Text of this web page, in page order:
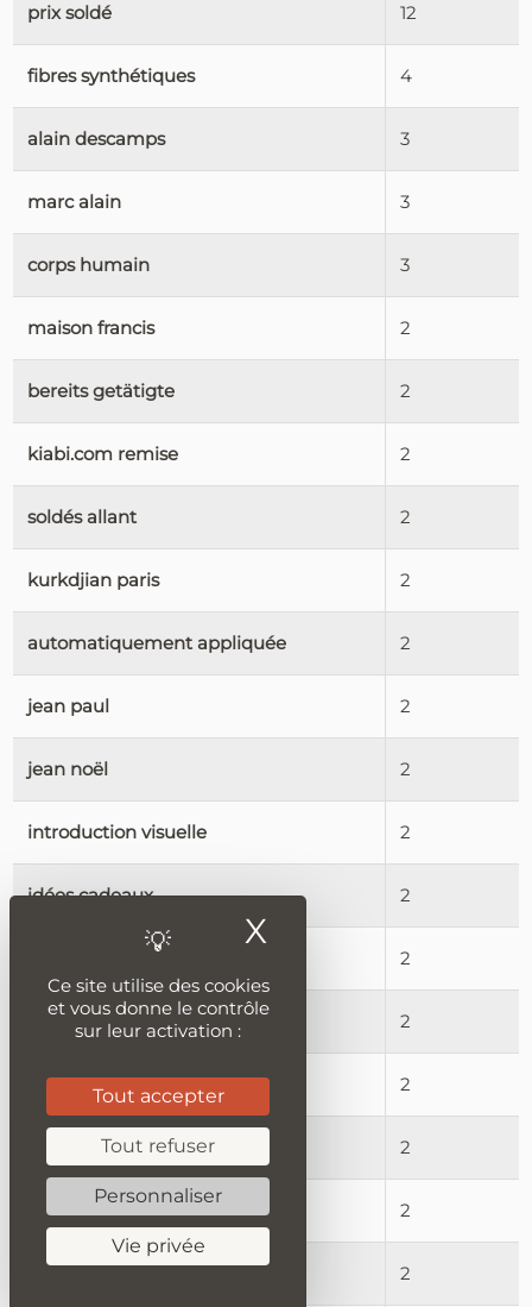
prix soldé 12
fibres synthétiques 4
alain descamps 3
marc alain 3
corps humain 3
maison francis 2
bereits getätigte 2
kiabi.com remise 2
soldés allant 2
kurkdjian paris 2
automatiquement appliquée 2
jean paul 2
jean noël 2
introduction visuelle 2
idées cadeaux 2
histoire illustrée 2
closer look 2
nicht gültig 2
remise effectuée 2
seconde main 2
2
Ce site utilise des cookies
et vous donne le contrôle
sur leur activation :
Tout accepter
Tout refuser
Personnaliser
Vie privée
X Masquer le